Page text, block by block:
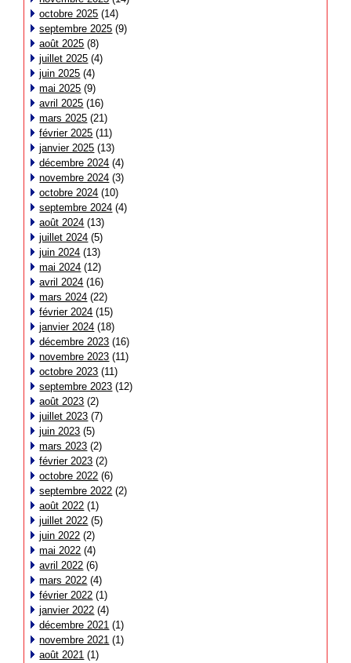
octobre 2025 (14)
septembre 2025 (9)
août 2025 (8)
juillet 2025 (4)
juin 2025 (4)
mai 2025 (9)
avril 2025 (16)
mars 2025 (21)
février 2025 (11)
janvier 2025 (13)
décembre 2024 (4)
novembre 2024 (3)
octobre 2024 (10)
septembre 2024 (4)
août 2024 (13)
juillet 2024 (5)
juin 2024 (13)
mai 2024 (12)
avril 2024 (16)
mars 2024 (22)
février 2024 (15)
janvier 2024 (18)
décembre 2023 (16)
novembre 2023 (11)
octobre 2023 (11)
septembre 2023 (12)
août 2023 (2)
juillet 2023 (7)
juin 2023 (5)
mars 2023 (2)
février 2023 (2)
octobre 2022 (6)
septembre 2022 (2)
août 2022 (1)
juillet 2022 (5)
juin 2022 (2)
mai 2022 (4)
avril 2022 (6)
mars 2022 (4)
février 2022 (1)
janvier 2022 (4)
décembre 2021 (1)
novembre 2021 (1)
août 2021 (1)